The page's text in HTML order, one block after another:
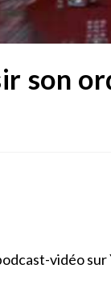
son
vidéo sur